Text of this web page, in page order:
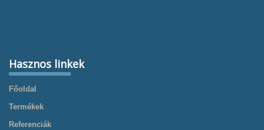
Hasznos linkek
Főoldal
Termékek
Referenciák